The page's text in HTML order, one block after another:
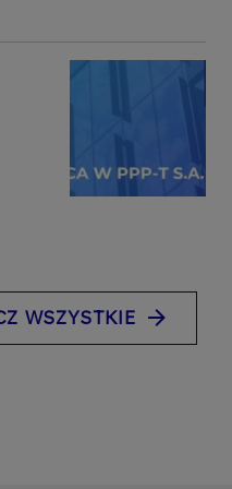
WSZYSTKIE